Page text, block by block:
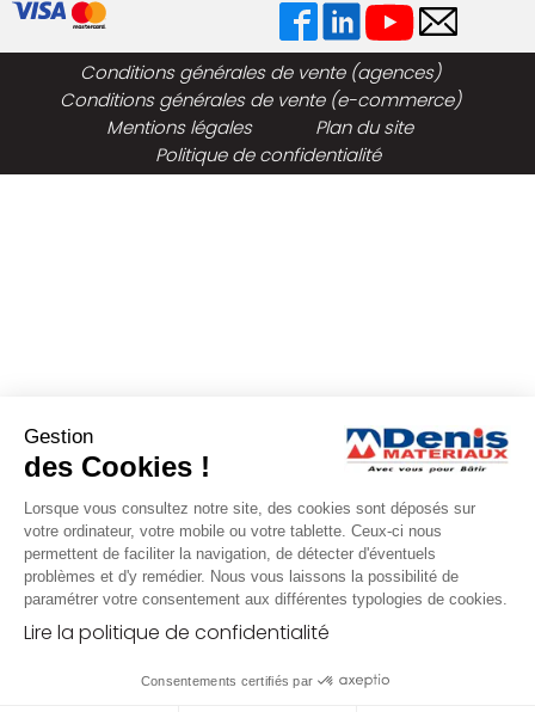
Conditions générales de vente (agences)
Conditions générales de vente (e-commerce)
Mentions légales
Plan du site
Politique de confidentialité
Gestion
des Cookies !
Lorsque vous consultez notre site, des cookies sont déposés sur
votre ordinateur, votre mobile ou votre tablette. Ceux-ci nous
permettent de faciliter la navigation, de détecter d'éventuels
problèmes et d'y remédier. Nous vous laissons la possibilité de
paramétrer votre consentement aux différentes typologies de cookies.
Lire la politique de confidentialité
Consentements certifiés par